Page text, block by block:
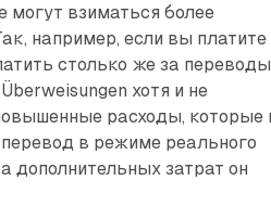
взиматься более
например, если вы платите
столько же за
хотя и не
расходы, которые
в режиме реального
дополнительных затрат он